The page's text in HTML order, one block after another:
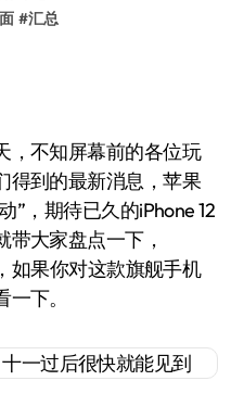
#汇总
，不知屏幕前的各位玩
得到的最新消息，苹果
”，期待已久的iPhone 12
大家盘点一下，
如果你对这款旗舰手机
下。